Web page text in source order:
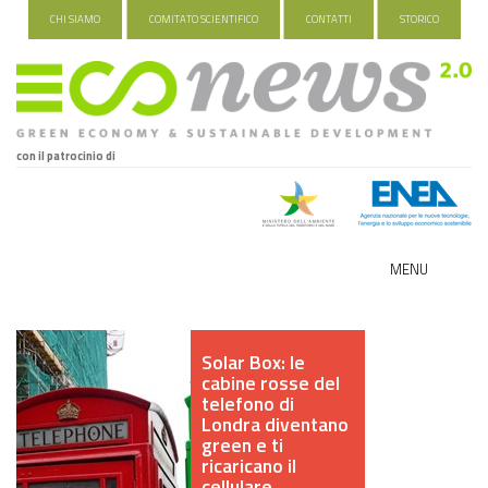
CHI SIAMO COMITATO SCIENTIFICO CONTATTI STORICO
con il patrocinio di
MENU
INDUSTRIA VERDE
FOOD&TRAVEL
HEALTH&WELLNESS
Solar Box: le
cabine rosse del
telefono di
Londra diventano
green e ti
ricaricano il